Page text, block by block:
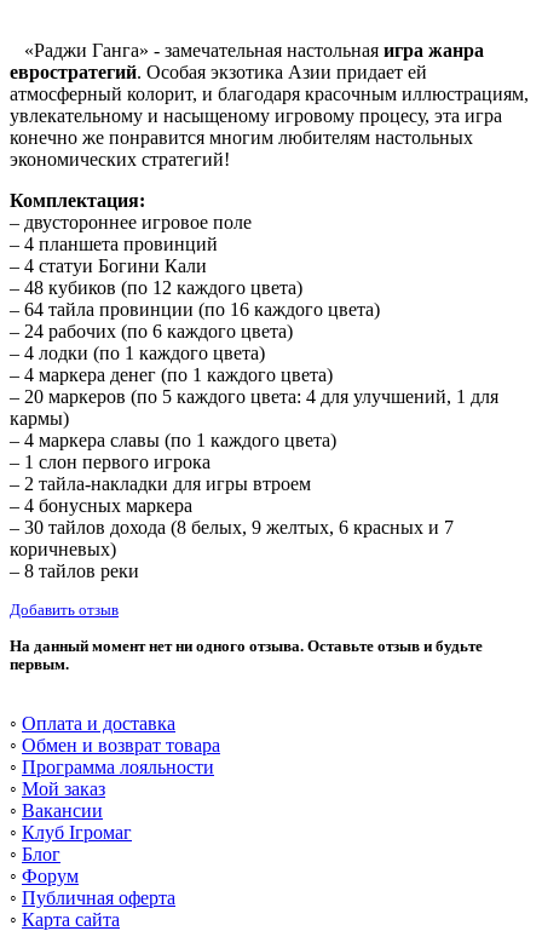
«Раджи Ганга» - замечательная настольная игра жанра
евростратегий. Особая экзотика Азии придает ей
атмосферный колорит, и благодаря красочным иллюстрациям,
увлекательному и насыщеному игровому процесу, эта игра
конечно же понравится многим любителям настольных
экономических стратегий!
Комплектация:
– двустороннее игровое поле
– 4 планшета провинций
– 4 статуи Богини Кали
– 48 кубиков (по 12 каждого цвета)
– 64 тайла провинции (по 16 каждого цвета)
– 24 рабочих (по 6 каждого цвета)
– 4 лодки (по 1 каждого цвета)
– 4 маркера денег (по 1 каждого цвета)
– 20 маркеров (по 5 каждого цвета: 4 для улучшений, 1 для
кармы)
– 4 маркера славы (по 1 каждого цвета)
– 1 слон первого игрока
– 2 тайла-накладки для игры втроем
– 4 бонусных маркера
– 30 тайлов дохода (8 белых, 9 желтых, 6 красных и 7
коричневых)
– 8 тайлов реки
Добавить отзыв
На данный момент нет ни одного отзыва. Оставьте отзыв и будьте
первым.
◦ Оплата и доставка
◦ Обмен и возврат товара
◦ Программа лояльности
◦ Мой заказ
◦ Вакансии
◦ Клуб Ігромаг
◦ Блог
◦ Форум
◦ Публичная оферта
◦ Карта сайта